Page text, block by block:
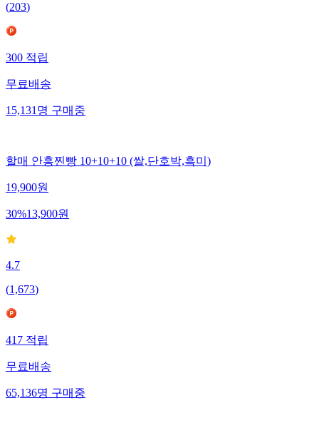
(203)
300 적립
무료배송
15,131 명 구매중
할매 안흥찐빵 10+10+10 (쌀,단호박,흑미)
19,900원
30%13,900원
4.7
(1,673)
417적립
무료배송
65,136명구매중